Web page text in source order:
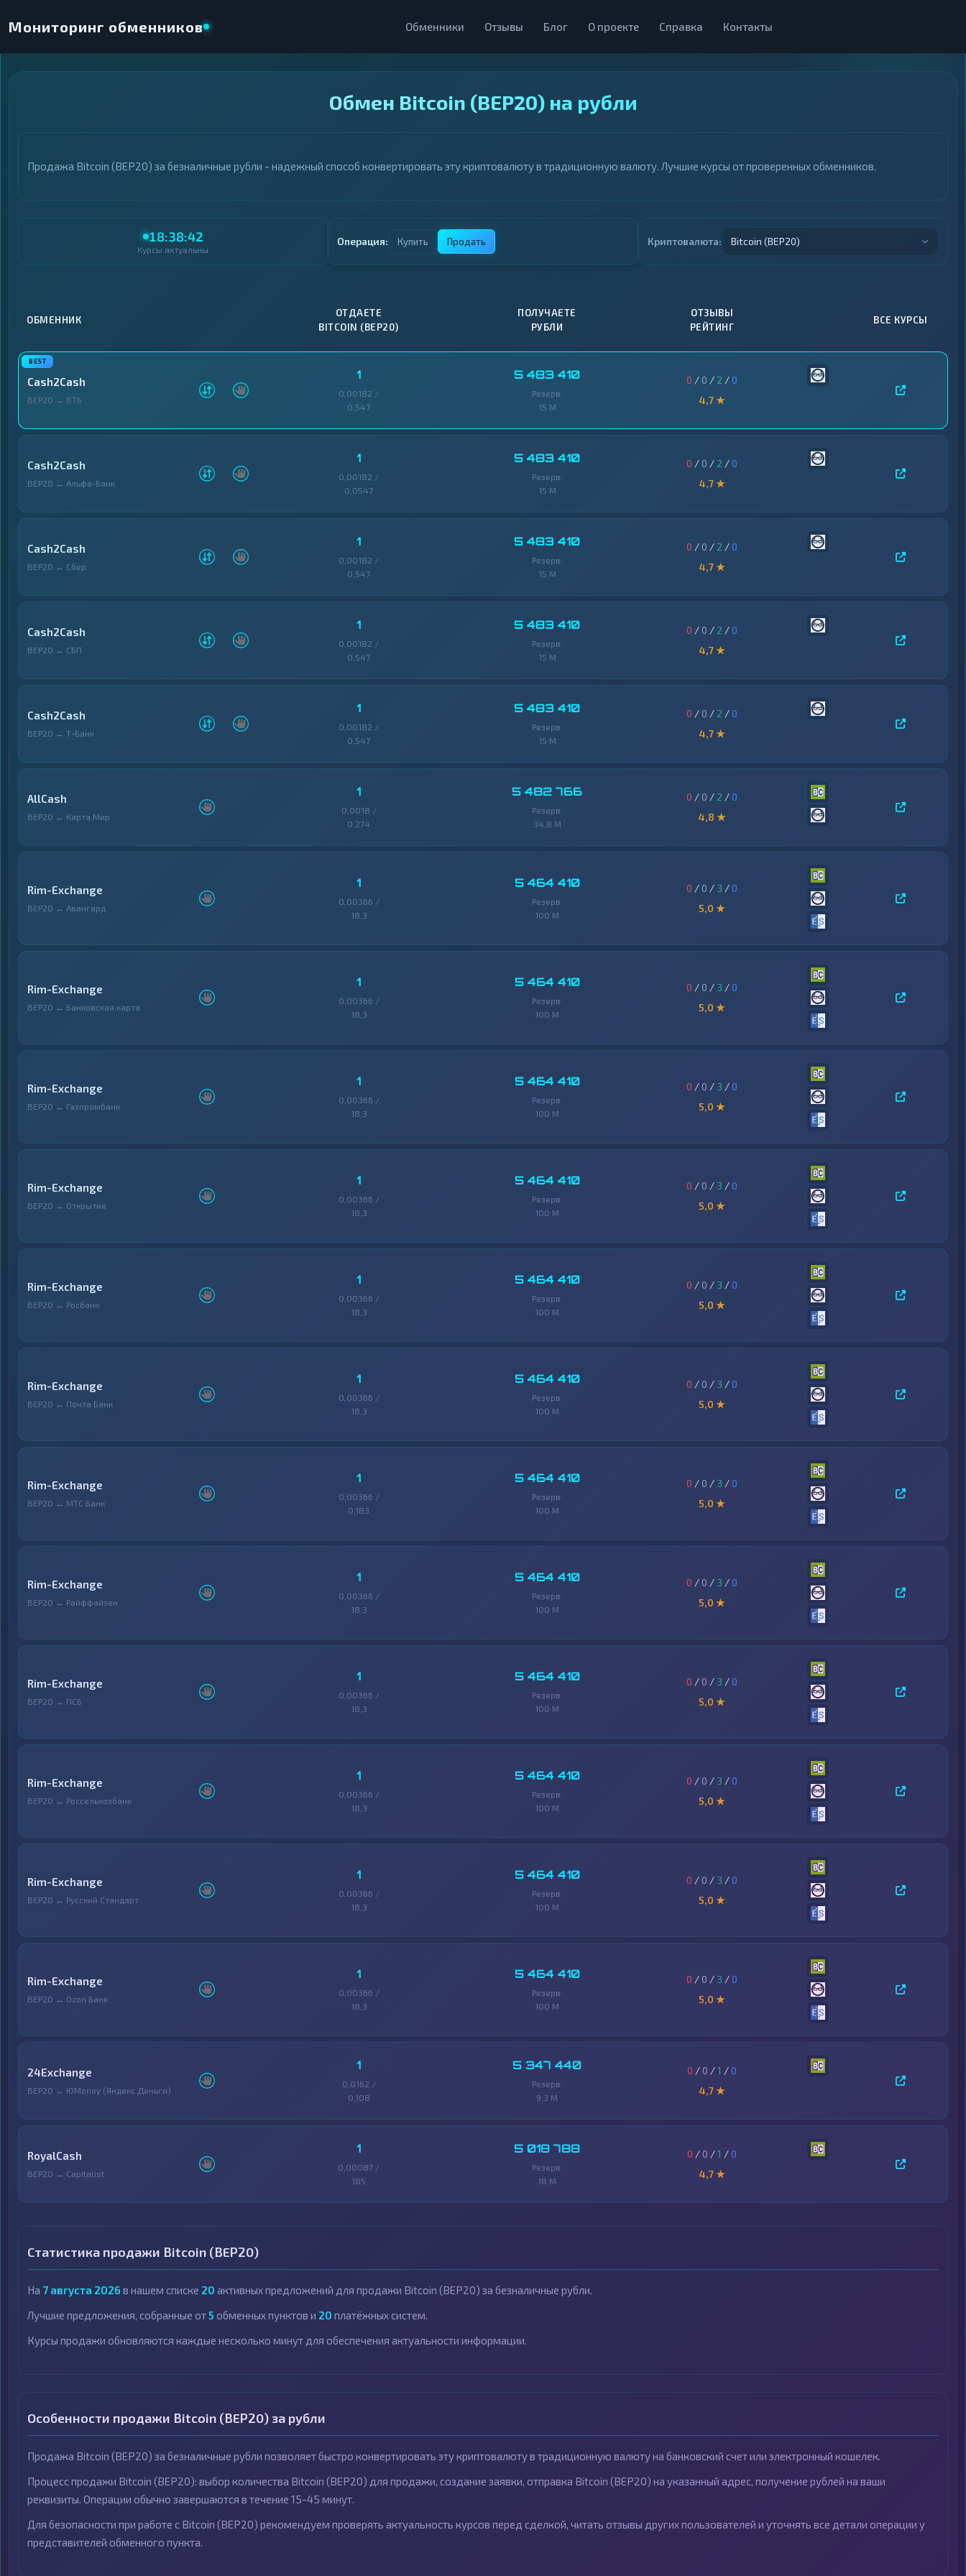
Мониторинг обменников Обменники Отзывы Блог О проекте Справка Контакты
Обмен Bitcoin (BEP20) на рубли
Продажа Bitcoin (BEP20) за безналичные рубли - надежный способ конвертировать эту криптовалюту в традиционную валюту. Лучшие курсы от проверенных обменников.
18:38:42
Курсы актуальны
Операция: Купить Продать Криптовалюта: Bitcoin (BEP20)
ОБМЕННИК
ОТДАЕТЕ
BITCOIN (BEP20)
ПОЛУЧАЕТЕ
РУБЛИ
ОТЗЫВЫ
РЕЙТИНГ
ВСЕ КУРСЫ
Cash2Cash
BEP20 ↔ ВТБ
1
0,00182 /
0,547
5 483 410
Резерв:
15 M
0 / 0 / 2 /0
4,7 ★
Cash2Cash
BEP20 ↔ Альфа-Банк
1
0,00182 /
0,0547
5 483 410
Резерв:
15 M
0 / 0 / 2 /0
4,7 ★
Cash2Cash
BEP20 ↔ Сбер
1
0,00182 /
0,547
5 483 410
Резерв:
15 M
0 / 0 / 2 /0
4,7 ★
Cash2Cash
BEP20 ↔ СБП
1
0,00182 /
0,547
5 483 410
Резерв:
15 M
0 / 0 / 2 /0
4,7 ★
Cash2Cash
BEP20 ↔ Т-Банк
1
0,00182 /
0,547
5 483 410
Резерв:
15 M
0 / 0 / 2 /0
4,7 ★
AllCash
BEP20 ↔ Карта Мир
1
0,0018 /
0,274
5 482 766
Резерв:
34,8 M
0 / 0 / 2 /0
4,8 ★
Rim-Exchange
BEP20 ↔ Авангард
1
0,00366 /
18,3
5 464 410
Резерв:
100 M
0 / 0 / 3 /0
5,0 ★
Rim-Exchange
BEP20 ↔ Банковская карта
1
0,00366 /
18,3
5 464 410
Резерв:
100 M
0 / 0 / 3 /0
5,0 ★
Rim-Exchange
BEP20 ↔ Газпромбанк
1
0,00366 /
18,3
5 464 410
Резерв:
100 M
0 / 0 / 3 /0
5,0 ★
Rim-Exchange
BEP20 ↔ Открытие
1
0,00366 /
18,3
5 464 410
Резерв:
100 M
0 / 0 / 3 /0
5,0 ★
Rim-Exchange
BEP20 ↔ Росбанк
1
0,00366 /
18,3
5 464 410
Резерв:
100 M
0 / 0 / 3 /0
5,0 ★
Rim-Exchange
BEP20 ↔ Почта Банк
1
0,00366 /
18,3
5 464 410
Резерв:
100 M
0 / 0 / 3 /0
5,0 ★
Rim-Exchange
BEP20 ↔ МТС Банк
1
0,00366 /
0,183
5 464 410
Резерв:
100 M
0 / 0 / 3 /0
5,0 ★
Rim-Exchange
BEP20 ↔ Райффайзен
1
0,00366 /
18,3
5 464 410
Резерв:
100 M
0 / 0 / 3 /0
5,0 ★
Rim-Exchange
BEP20 ↔ ПСБ
1
0,00366 /
18,3
5 464 410
Резерв:
100 M
0 / 0 / 3 /0
5,0 ★
Rim-Exchange
BEP20 ↔ Россельхозбанк
1
0,00366 /
18,3
5 464 410
Резерв:
100 M
0 / 0 / 3 /0
5,0 ★
Rim-Exchange
BEP20 ↔ Русский Стандарт
1
0,00366 /
18,3
5 464 410
Резерв:
100 M
0 / 0 / 3 /0
5,0 ★
Rim-Exchange
BEP20 ↔ Ozon Банк
1
0,00366 /
18,3
5 464 410
Резерв:
100 M
0 / 0 / 3 /0
5,0 ★
24Exchange
BEP20 ↔ ЮMoney (Яндекс.Деньги)
1
0,0162 /
0,108
5 347 440
Резерв:
9,3 M
0 / 0 /1 /0
4,7 ★
RoyalCash
BEP20 ↔ Capitalist
1
0,00087 /
185
5 018 788
Резерв:
18 M
0 / 0 /1 /0
4,7 ★
Статистика продажи Bitcoin (BEP20)
На 7 августа 2026 в нашем списке 20 активных предложений для продажи Bitcoin (BEP20) за безналичные рубли.
Лучшие предложения, собранные от5 обменных пунктов и 20 платёжных систем.
Курсы продажи обновляются каждые несколько минут для обеспечения актуальности информации.
Особенности продажи Bitcoin (BEP20) за рубли
Продажа Bitcoin (BEP20) за безналичные рубли позволяет быстро конвертировать эту криптовалюту в традиционную валюту на банковский счет или электронный кошелек.
Процесс продажи Bitcoin (BEP20): выбор количества Bitcoin (BEP20) для продажи, создание заявки, отправка Bitcoin (BEP20) на указанный адрес, получение рублей на ваши
реквизиты. Операции обычно завершаются в течение 15-45 минут.
Для безопасности при работе с Bitcoin (BEP20) рекомендуем проверять актуальность курсов перед сделкой, читать отзывы других пользователей и уточнять все детали операции у
представителей обменного пункта.
Электронные
Деньги
Банковские счета
Денежные
Наличные
ВСЕ РАЗДЕЛЫ
Банковские счета
Денежные
Наличные